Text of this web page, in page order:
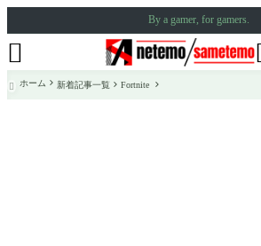
By a gamer, for gamers.

 ホーム 新着記事一覧 Fortnite